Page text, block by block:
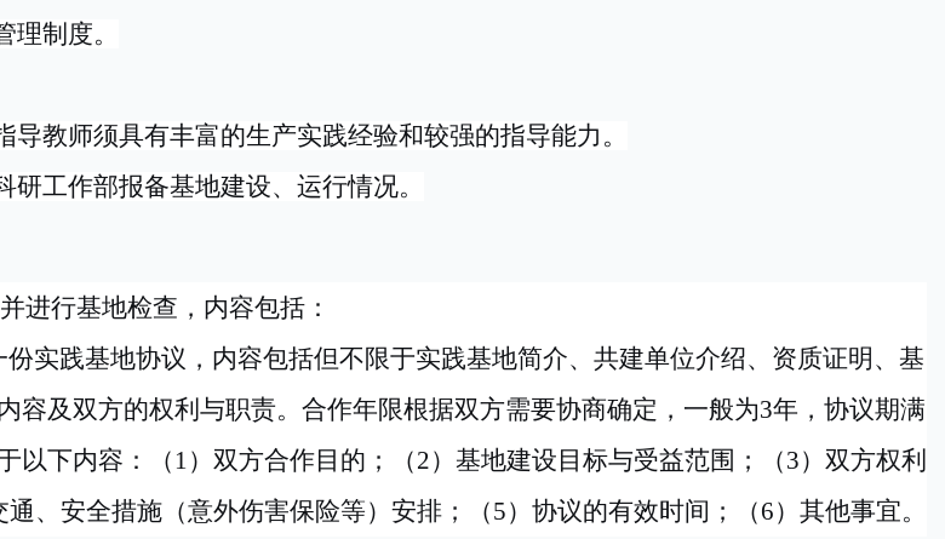
制度。
教师须具有丰富的生产实践经验和较强的指导能力。
工作部报备基地建设、运行情况。
进行基地检查，内容包括：
实践基地协议，内容包括但不限于实践基地简介、共建单位介绍、资质证明、基
及双方的权利与职责。合作年限根据双方需要协商确定，一般为3年，协议期满
下内容：（1）双方合作目的；（2）基地建设目标与受益范围；（3）双方权利
、安全措施（意外伤害保险等）安排；（5）协议的有效时间；（6）其他事宜。